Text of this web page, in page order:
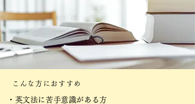
こんな方におすすめ
・英文法に苦手意識がある方